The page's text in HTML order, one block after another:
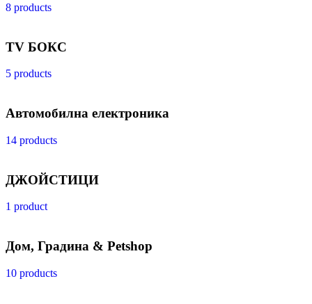
8 products
TV БОКС
5 products
Автомобилна електроника
14 products
ДЖОЙСТИЦИ
1 product
Дом, Градина & Petshop
10 products